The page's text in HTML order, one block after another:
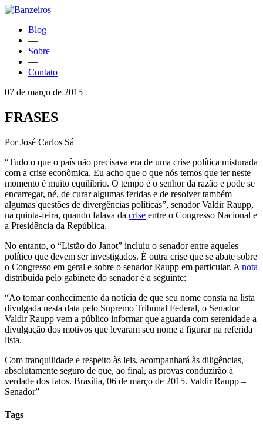
Blog
—
Sobre
—
Contato
07 de março de 2015
FRASES
Por José Carlos Sá
“Tudo o que o país não precisava era de uma crise política misturada
com a crise econômica. Eu acho que o que nós temos que ter neste
momento é muito equilíbrio. O tempo é o senhor da razão e pode se
encarregar, né, de curar algumas feridas e de resolver também
algumas questões de divergências políticas”, senador Valdir Raupp,
na quinta-feira, quando falava da crise entre o Congresso Nacional e
a Presidência da República.
No entanto, o “Listão do Janot” incluiu o senador entre aqueles
político que devem ser investigados. É outra crise que se abate sobre
o Congresso em geral e sobre o senador Raupp em particular. A nota
distribuída pelo gabinete do senador é a seguinte:
“Ao tomar conhecimento da notícia de que seu nome consta na lista
divulgada nesta data pelo Supremo Tribunal Federal, o Senador
Valdir Raupp vem a público informar que aguarda com serenidade a
divulgação dos motivos que levaram seu nome a figurar na referida
lista.
Com tranquilidade e respeito às leis, acompanhará às diligências,
absolutamente seguro de que, ao final, as provas conduzirão à
verdade dos fatos. Brasília, 06 de março de 2015. Valdir Raupp –
Senador”
Tags